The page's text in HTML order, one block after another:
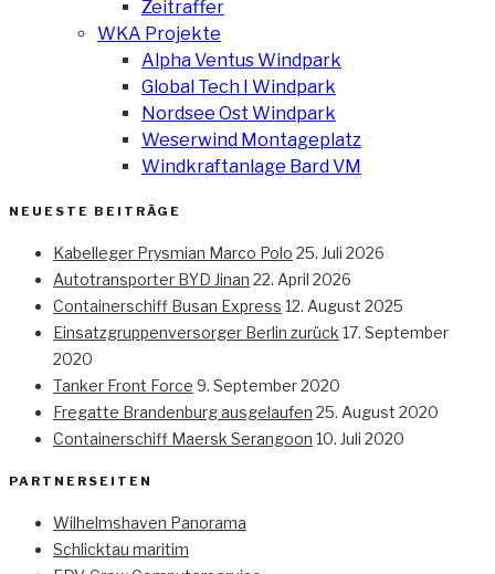
Zeitraffer
WKA Projekte
Alpha Ventus Windpark
Global Tech I Windpark
Nordsee Ost Windpark
Weserwind Montageplatz
Windkraftanlage Bard VM
NEUESTE BEITRÄGE
Kabelleger Prysmian Marco Polo 25. Juli 2026
Autotransporter BYD Jinan 22. April 2026
Containerschiff Busan Express 12. August 2025
Einsatzgruppenversorger Berlin zurück 17. September
2020
Tanker Front Force 9. September 2020
Fregatte Brandenburg ausgelaufen 25. August 2020
Containerschiff Maersk Serangoon 10. Juli 2020
PARTNERSEITEN
Wilhelmshaven Panorama
Schlicktau maritim